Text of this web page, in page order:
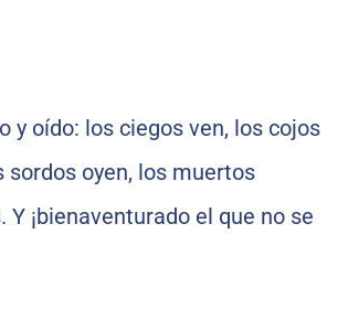
y oído: los ciegos ven, los cojos
sordos oyen, los muertos
¡bienaventurado el que no se